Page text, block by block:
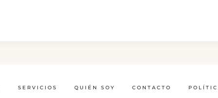
SERVICIOS QUIÉN SOY CONTACTO